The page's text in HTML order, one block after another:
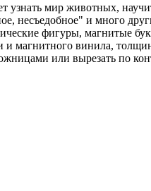
мир животных,
несъедобное" и много
фигуры,
и магнитного винила,
или вырезать по